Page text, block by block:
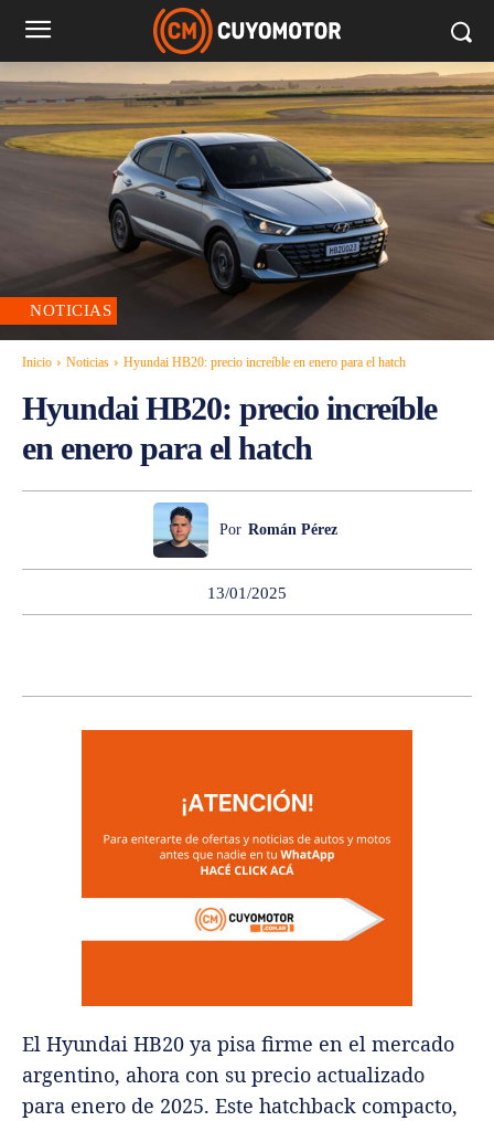
NOTICIAS
Inicio Noticias Hyundai HB20: precio increíble en enero para el hatch
Hyundai HB20: precio increíble
en enero para el hatch
Por Román Pérez
13/01/2025
El Hyundai HB20 ya pisa firme en el mercado
argentino, ahora con su precio actualizado
para enero de 2025. Este hatchback compacto,